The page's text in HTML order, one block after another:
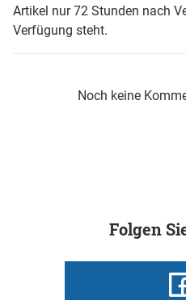
Artikel nur 72 Stunden nach
Verfügung steht.
Noch keine
Folgen